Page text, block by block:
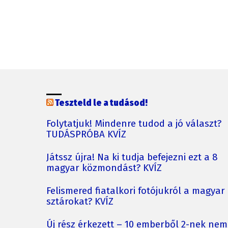
Teszteld le a tudásod!
Folytatjuk! Mindenre tudod a jó választ?
TUDÁSPRÓBA KVÍZ
Játssz újra! Na ki tudja befejezni ezt a 8
magyar közmondást? KVÍZ
Felismered fiatalkori fotójukról a magyar
sztárokat? KVÍZ
Új rész érkezett – 10 emberből 2-nek nem